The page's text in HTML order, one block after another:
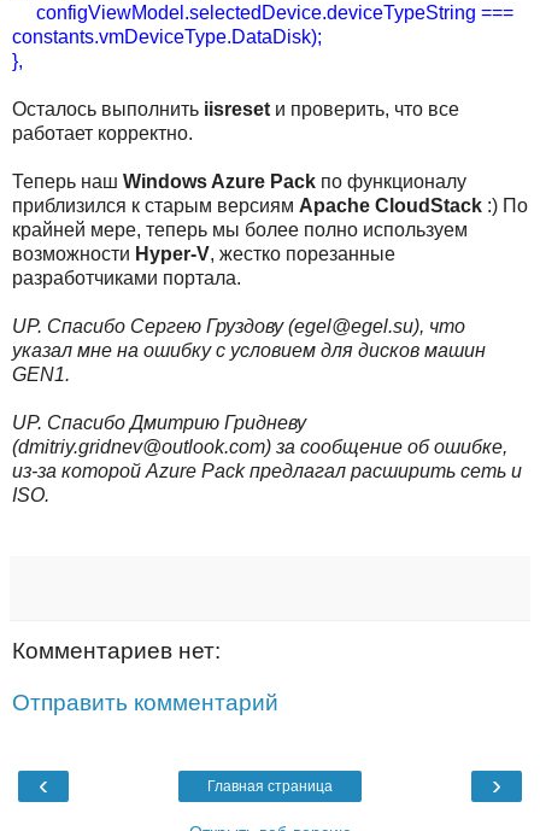
configViewModel.selectedDevice.deviceTypeString ===
constants.vmDeviceType.DataDisk);
},
Осталось выполнить iisreset и проверить, что все
работает корректно.
Теперь наш Windows Azure Pack по функционалу
приблизился к старым версиям Apache CloudStack :) По
крайней мере, теперь мы более полно используем
возможности Hyper-V, жестко порезанные
разработчиками портала.
UP. Спасибо Сергею Груздову (egel@egel.su), что
указал мне на ошибку с условием для дисков машин
GEN1.
UP. Спасибо Дмитрию Гридневу
(dmitriy.gridnev@outlook.com) за сообщение об ошибке,
из-за которой Azure Pack предлагал расширить сеть и
ISO.
Комментариев нет:
Отправить комментарий
‹ ›
Главная страница